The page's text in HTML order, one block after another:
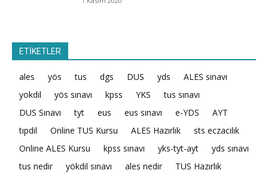
ETİKETLER
ales yös tus dgs DUS yds
ALES sınavı
yokdil
yös sınavı kpss YKS
tus sınavı
DUS Sınavı
tyt eus eus sınavı e-YDS
AYT
tıpdil
Online TUS Kursu ALES Hazırlık
sts eczacılık
Online ALES Kursu
kpss sınavı yks-tyt-ayt
yds sınavı
tus nedir
yökdil sınavı ales nedir
TUS Hazırlık